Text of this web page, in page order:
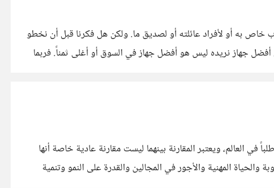
أن الكثير منا ذهب ليشتري جهاز لاب توب خاص به أو لأفراد عائلته أو لصديق ما. ولكن هل فكرنا قبل أن نخطو
هذه الخطوة كيف سأشتري هذا الجهاز، ما هي المعايير التي يمكنني اتباعها لأشتري افضل جهاز بالنسبة لي؟ أولاً يجب أن نضع في ذهننا أن أفضل جهاز نريده ليس هو أفضل جهاز في السوق أو أغلى ثمناً. فربما
في العالم، ويعتبر المقارنة بينهما ليست مقارنة عادية خاصة أنها
المهنية والأجور في المجالين والقدرة على النمو وتنمية